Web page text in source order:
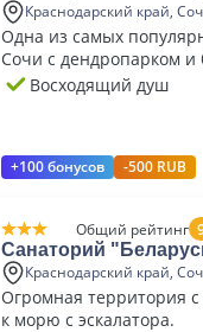
Краснодарский край,
Одна из самых
Сочи с дендропарком и
Восходящий душ
+100 бонусов -500 RUB
Общий рейтинг
Санаторий
Краснодарский край,
Огромная территория
к морю с эскалатора.